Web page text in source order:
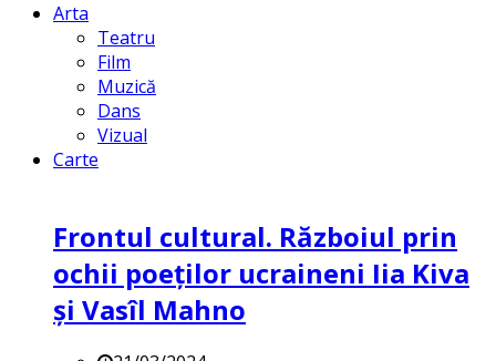
Arta
Teatru
Film
Muzică
Dans
Vizual
Carte
Frontul cultural. Războiul prin
ochii poeților ucraineni Iia Kiva
și Vasîl Mahno